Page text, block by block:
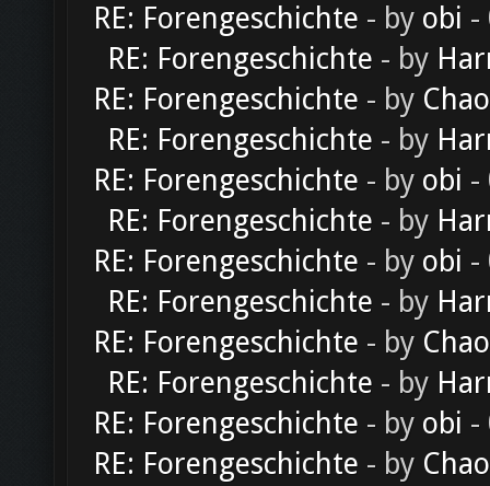
RE: Forengeschichte - by obi -
RE: Forengeschichte - by
RE: Forengeschichte - by
RE: Forengeschichte - by
RE: Forengeschichte - by obi -
RE: Forengeschichte - by
RE: Forengeschichte - by obi -
RE: Forengeschichte - by
RE: Forengeschichte - by
RE: Forengeschichte - by
RE: Forengeschichte - by obi -
RE: Forengeschichte - by